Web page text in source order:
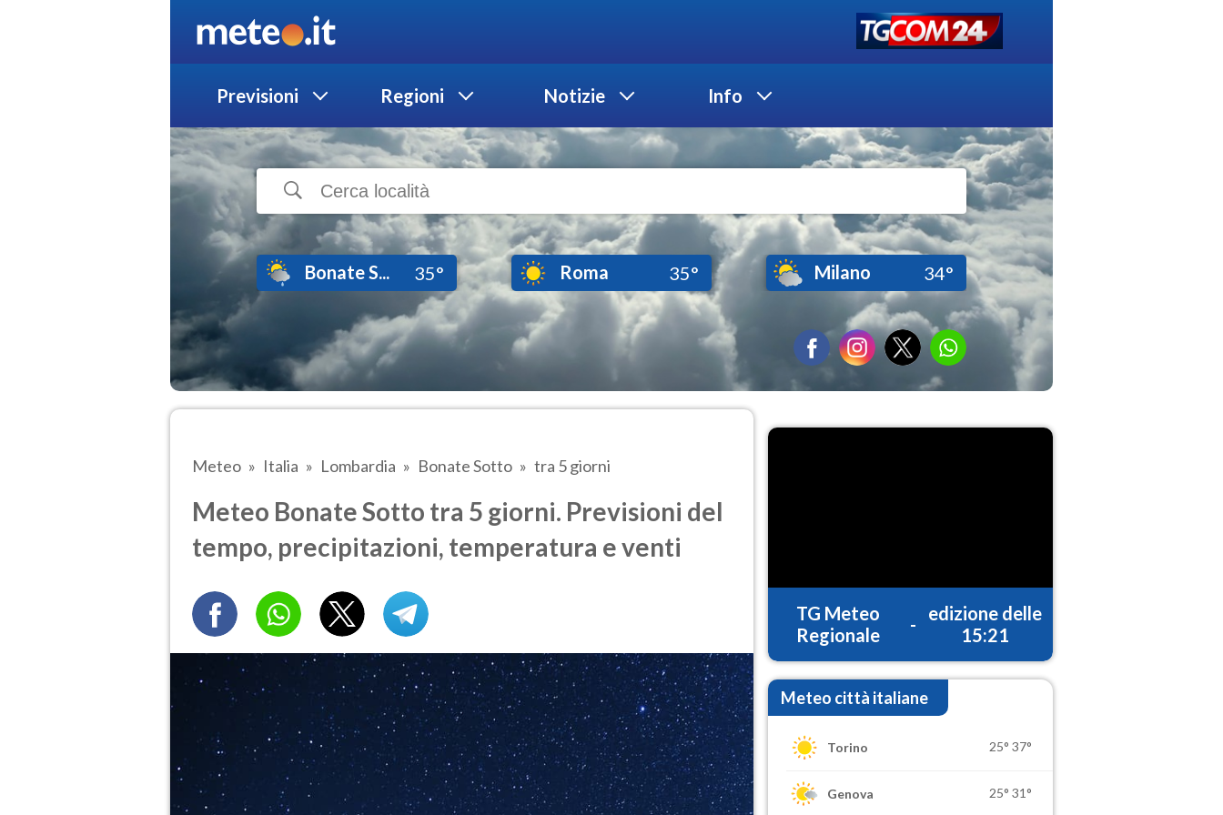
Previsioni Regioni Notizie Info
Bonate S... 35° Roma 35° Milano 34°
Meteo Italia Lombardia Bonate Sotto tra 5 giorni
Meteo Bonate Sotto tra 5 giorni. Previsioni del
tempo, precipitazioni, temperatura e venti
TG Meteo
Regionale
-
edizione delle
15:21
Meteo città italiane
Torino 25° 37°
Genova 25° 31°